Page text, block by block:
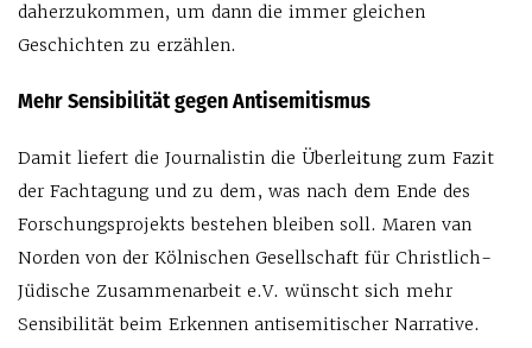
daherzukommen, um dann die immer gleichen
Geschichten zu erzählen.
Mehr Sensibilität gegen Antisemitismus
Damit liefert die Journalistin die Überleitung zum Fazit
der Fachtagung und zu dem, was nach dem Ende des
Forschungsprojekts bestehen bleiben soll. Maren van
Norden von der Kölnischen Gesellschaft für Christlich-
Jüdische Zusammenarbeit e.V. wünscht sich mehr
Sensibilität beim Erkennen antisemitischer Narrative.